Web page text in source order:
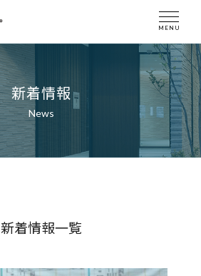
新着情報
News
新着情報一覧